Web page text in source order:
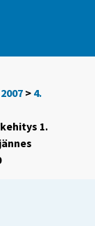
2007 > 4.
1.